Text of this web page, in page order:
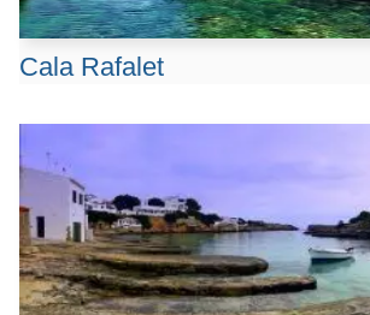
Cala Rafalet